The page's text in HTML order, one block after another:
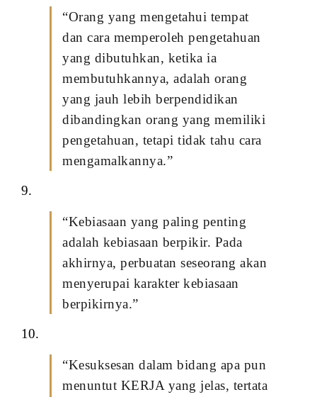
“Orang yang mengetahui tempat
dan cara memperoleh pengetahuan
yang dibutuhkan, ketika ia
membutuhkannya, adalah orang
yang jauh lebih berpendidikan
dibandingkan orang yang memiliki
pengetahuan, tetapi tidak tahu cara
mengamalkannya.”
9.
“Kebiasaan yang paling penting
adalah kebiasaan berpikir. Pada
akhirnya, perbuatan seseorang akan
menyerupai karakter kebiasaan
berpikirnya.”
10.
“Kesuksesan dalam bidang apa pun
menuntut KERJA yang jelas, tertata